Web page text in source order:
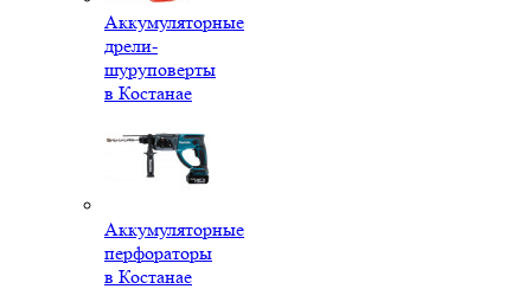
Аккумуляторные
дрели-
шуруповерты
в Костанае
Аккумуляторные
перфораторы
в Костанае